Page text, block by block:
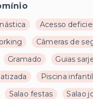
Acesso
Câmeras de
Gramado Guias
Piscina infantil
Salao festas Salao